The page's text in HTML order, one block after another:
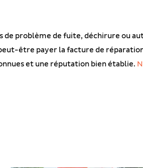
problème de fuite, déchirure ou
être payer la facture de
et une réputation bien établie.